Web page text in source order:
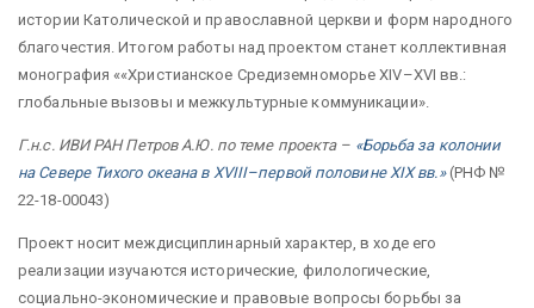
истории Католической и православной церкви и форм народного
благочестия. Итогом работы над проектом станет коллективная
монография ««Христианское Средиземноморье XIV–XVI вв.:
глобальные вызовы и межкультурные коммуникации».
Г.н.с. ИВИ РАН Петров А.Ю. по теме проекта – «Борьба за колонии
на Севере Тихого океана в XVIII–первой половине XIX вв.» (РНФ №
22-18-00043)
Проект носит междисциплинарный характер, в ходе его
реализации изучаются исторические, филологические,
социально-экономические и правовые вопросы борьбы за